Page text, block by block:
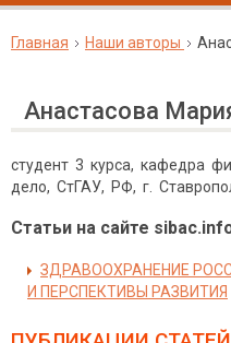
Главная Наши авторы
Анастасова
студент 3 курса, кафедра
дело, СтГАУ, РФ, г.
Статьи на сайте
ЗДРАВООХРАНЕНИЕ
И ПЕРСПЕКТИВЫ РАЗВИТИЯ